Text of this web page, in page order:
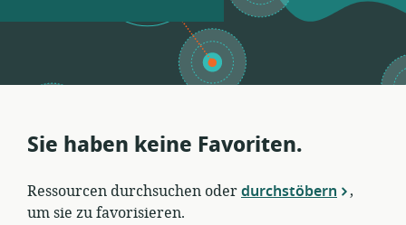
Sie haben keine Favoriten.
Ressourcen durchsuchen oderdurchstöbern ,
um sie zu favorisieren.